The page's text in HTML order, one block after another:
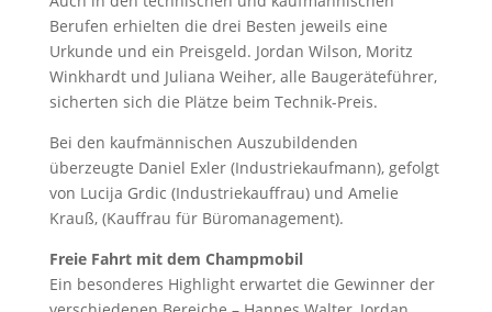
Berufen erhielten die drei Besten jeweils eine
Urkunde und ein Preisgeld. Jordan Wilson, Moritz
Winkhardt und Juliana Weiher, alle Baugeräteführer,
sicherten sich die Plätze beim Technik-Preis.
Bei den kaufmännischen Auszubildenden
überzeugte Daniel Exler (Industriekaufmann), gefolgt
von Lucija Grdic (Industriekauffrau) und Amelie
Krauß, (Kauffrau für Büromanagement).
Freie Fahrt mit dem Champmobil
Ein besonderes Highlight erwartet die Gewinner der